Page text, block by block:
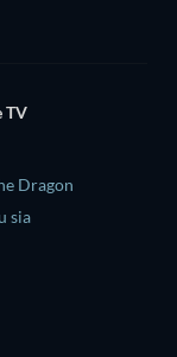
TV
Dragon
sia